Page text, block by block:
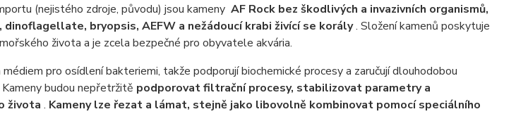
(nejistého zdroje, původu) jsou kameny AF Rock bez škodlivých a invazivních organismů,
dinoflagellate, bryopsis, AEFW a nežádoucí krabi živící se korály. Složení kamenů poskytuje
života a je zcela bezpečné pro obyvatele akvária.
pro osídlení bakteriemi, takže podporují biochemické procesy a zaručují dlouhodobou
budou nepřetržitě podporovat filtrační procesy, stabilizovat parametry a
života . Kameny lze řezat a lámat, stejně jako libovolně kombinovat pomocí speciálního